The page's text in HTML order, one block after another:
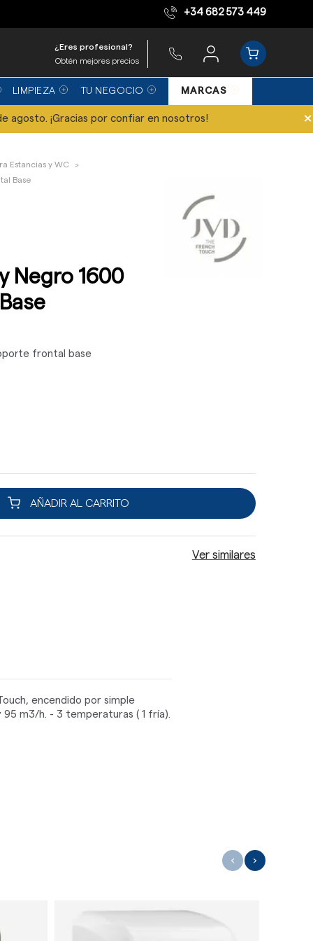
Equipo de expertos +34 682 573 449
¿Eres profesional?
Obtén mejores precios
LIMPIEZA TU NEGOCIO MARCAS
agosto. ¡Gracias por confiar en nosotros! ×
Estancias y WC
Base
Negro 1600
frontal base
AÑADIR AL CARRITO
Ver similares
encendido por simple
m3/h. - 3 temperaturas ( 1 fría).
‹ ›